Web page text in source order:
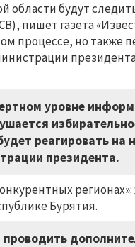
области будут
пишет газета
процессе, но также
уровне
реагировать на
президента.
Бурятия.
проводить